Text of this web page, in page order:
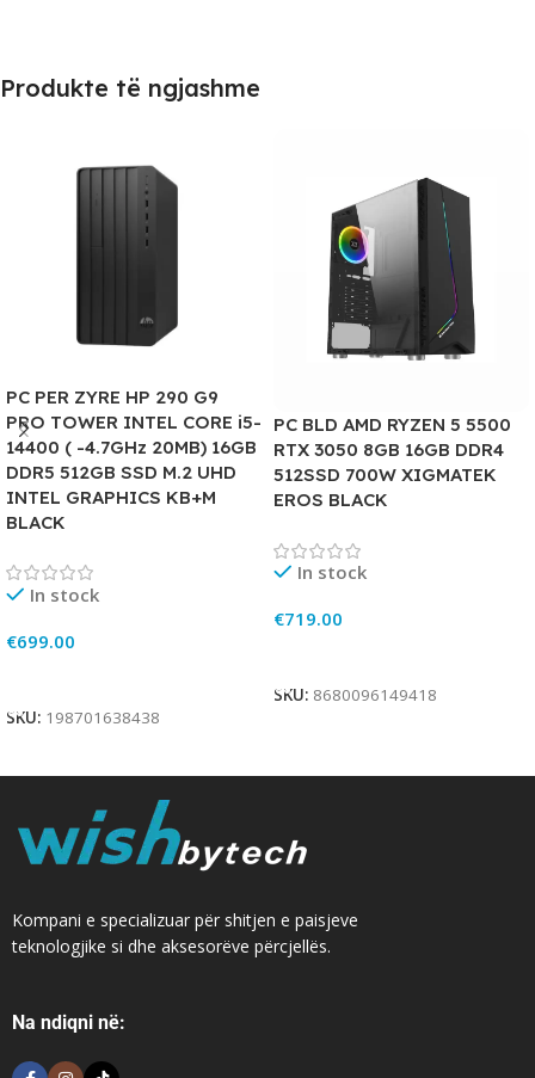
Produkte të ngjashme
PC PER ZYRE HP 290 G9
PRO TOWER INTEL CORE i5-
14400 ( -4.7GHz 20MB) 16GB
DDR5 512GB SSD M.2 UHD
INTEL GRAPHICS KB+M
BLACK
In stock
€699.00
SKU: 198701638438
PC BLD AMD RYZEN 5 5500
RTX 3050 8GB 16GB DDR4
512SSD 700W XIGMATEK
EROS BLACK
In stock
€719.00
SKU: 8680096149418
Kompani e specializuar për shitjen e paisjeve
teknologjike si dhe aksesorëve përcjellës.
Na ndiqni në: